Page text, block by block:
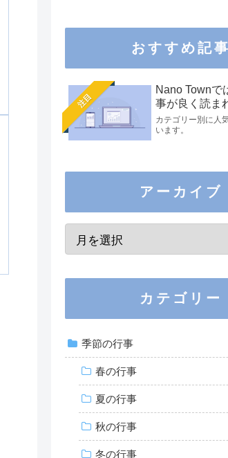
おすすめ記事
注目
Nano Townで
事が良く読ま
カテゴリー別に人
います。
アーカイブ
カテゴリー
季節の行事
春の行事
夏の行事
秋の行事
冬の行事